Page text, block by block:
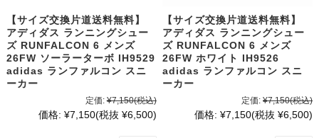
【サイズ交換片道送料無料】
アディダス ランニングシュー
ズ RUNFALCON 6 メンズ
26FW ソーラーターボ IH9529
adidas ランファルコン スニ
ーカー
定価: ¥7,150(税込)
価格: ¥7,150(税抜 ¥6,500)
【サイズ交換片道送料無料】
アディダス ランニングシュー
ズ RUNFALCON 6 メンズ
26FW ホワイト IH9526
adidas ランファルコン スニ
ーカー
定価: ¥7,150(税込)
価格: ¥7,150(税抜 ¥6,500)